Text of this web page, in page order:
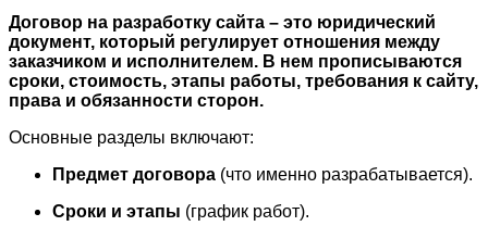
Договор на разработку сайта – это юридический
документ, который регулирует отношения между
заказчиком и исполнителем. В нем прописываются
сроки, стоимость, этапы работы, требования к сайту,
права и обязанности сторон.
Основные разделы включают:
Предмет договора (что именно разрабатывается).
Сроки и этапы (график работ).